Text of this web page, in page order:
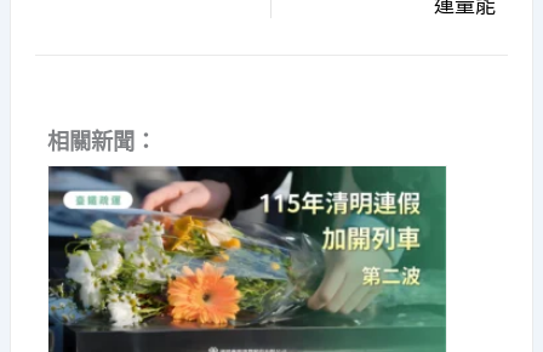
相關新聞：